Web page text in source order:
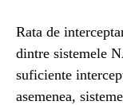
Rata de
dintre sistemele
suficiente
asemenea,